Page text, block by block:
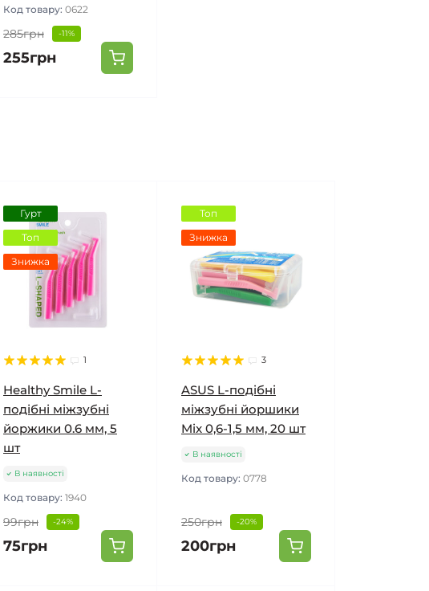
Код товару: 0622
285грн -11%
255грн
Гурт
Топ
Знижка
1
Healthy Smile L-
подібні міжзубні
йоржики 0.6 мм, 5
шт
В наявності
Код товару: 1940
99грн -24%
75грн
Топ
Знижка
3
ASUS L-подібні
міжзубні йоршики
Mix 0,6-1,5 мм, 20 шт
В наявності
Код товару: 0778
250грн -20%
200грн